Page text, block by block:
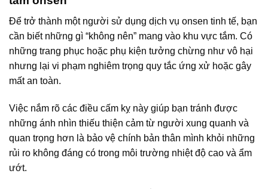
Để trở thành một người sử dụng dịch vụ onsen tinh tế, bạn
cần biết những gì “không nên” mang vào khu vực tắm. Có
những trang phục hoặc phụ kiện tưởng chừng như vô hại
nhưng lại vi phạm nghiêm trọng quy tắc ứng xử hoặc gây
mất an toàn.
Việc nắm rõ các điều cấm kỵ này giúp bạn tránh được
những ánh nhìn thiếu thiện cảm từ người xung quanh và
quan trọng hơn là bảo vệ chính bản thân mình khỏi những
rủi ro không đáng có trong môi trường nhiệt độ cao và ẩm
ướt.